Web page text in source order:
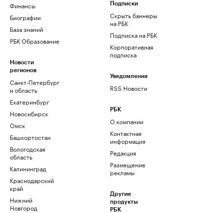
Финансы
Биографии
База знаний
РБК Образование
Новости
регионов
Санкт-Петербург
и область
Екатеринбург
Новосибирск
Омск
Башкортостан
Вологодская
область
Калининград
Краснодарский
край
Нижний
Новгород
Подписки
Скрыть баннеры
на РБК
Подписка на РБК
Корпоративная
подписка
Уведомления
RSS Новости
РБК
О компании
Контактная
информация
Редакция
Размещение
рекламы
Другие
продукты
РБК